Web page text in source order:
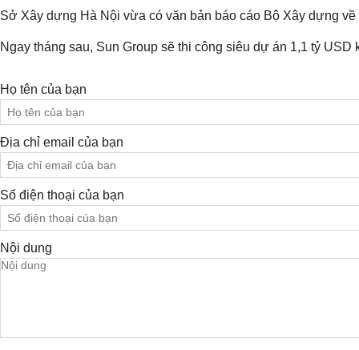
Sở Xây dựng Hà Nội vừa có văn bản báo cáo Bộ Xây dựng
Ngay tháng sau, Sun Group sẽ thi công siêu dự án 1,1 tỷ
Họ tên của bạn
Địa chỉ email của bạn
Số điện thoại của bạn
Nội dung